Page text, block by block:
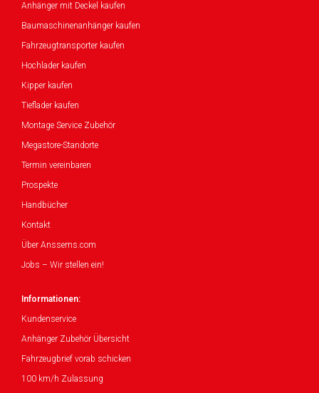
Anhänger mit Deckel kaufen
Baumaschinenanhänger kaufen
Fahrzeugtransporter kaufen
Hochlader kaufen
Kipper kaufen
Tieflader kaufen
Montage Service Zubehör
Megastore-Standorte
Termin vereinbaren
Prospekte
Handbücher
Kontakt
Über Anssems.com
Jobs – Wir stellen ein!
Informationen:
Kundenservice
Anhänger Zubehör Übersicht
Fahrzeugbrief vorab schicken
100 km/h Zulassung